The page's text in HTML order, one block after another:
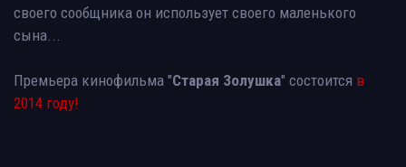
своего сообщника он использует своего маленького
сына...
Премьера кинофильма "Старая Золушка" состоится в
2014 году!